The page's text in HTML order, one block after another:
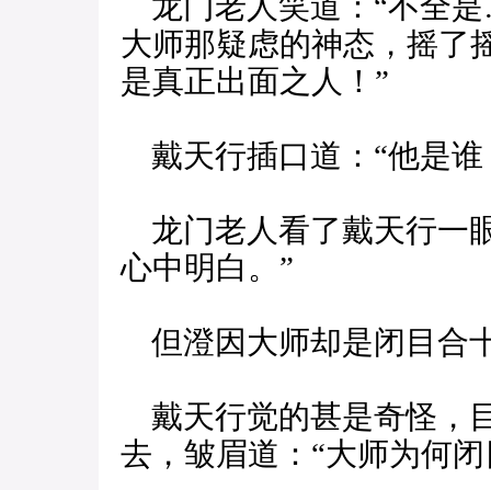
大师那疑虑的神态，摇了
是真正出面之人！”
戴天行插口道：“他是谁
龙门老人看了戴天行一
心中明白。”
但澄因大师却是闭目合
戴天行觉的甚是奇怪，
去，皱眉道：“大师为何